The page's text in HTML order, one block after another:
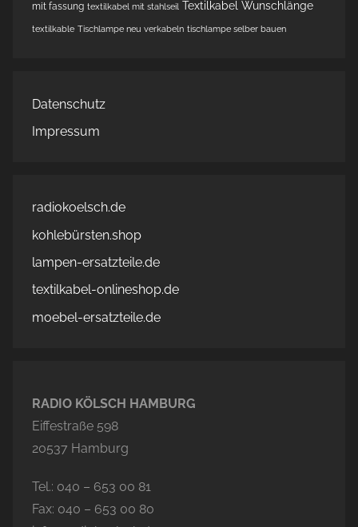
mit fassung textilkabel mit stahlseil Textilkabel Wunschlänge
textilkable Tischlampe neu verkabeln tischlampe selber bauen
Datenschutz
Impressum
radiokoelsch.de
kohlebürsten.shop
lampen-ersatzteile.de
textilkabel-onlineshop.de
moebel-ersatzteile.de
RADIO KÖLSCH HAMBURG
Eiffestraße 598
20537 Hamburg
Tel.: 040 – 653 00 81
Fax: 040 – 653 00 80